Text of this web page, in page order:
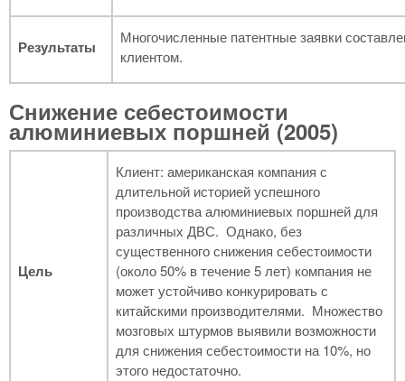
Результаты
Многочисленные патентные заявки
клиентом.
Снижение себестоимости
алюминиевых поршней (2005)
Цель
Клиент: американская компания с
длительной историей успешного
производства алюминиевых поршней для
различных ДВС. Однако, без
существенного снижения себестоимости
(около 50% в течение 5 лет) компания не
может устойчиво конкурировать с
китайскими производителями. Множество
мозговых штурмов выявили возможности
для снижения себестоимости на 10%, но
этого недостаточно.